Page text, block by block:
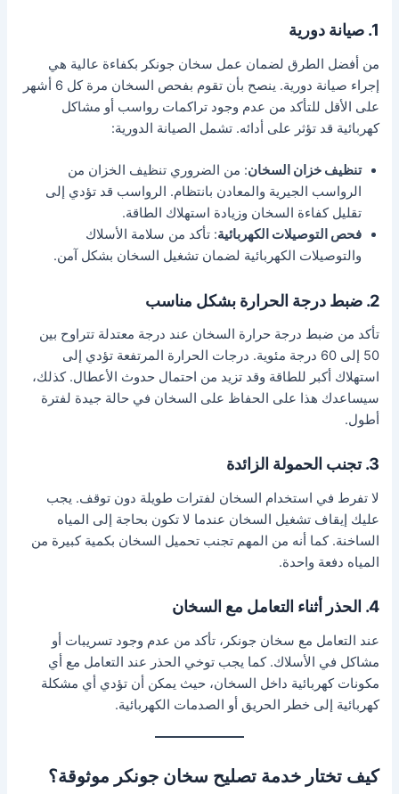
1. صيانة دورية
من أفضل الطرق لضمان عمل سخان جونكر بكفاءة عالية هي
إجراء صيانة دورية. ينصح بأن تقوم بفحص السخان مرة كل 6 أشهر
على الأقل للتأكد من عدم وجود تراكمات رواسب أو مشاكل
كهربائية قد تؤثر على أدائه. تشمل الصيانة الدورية:
تنظيف خزان السخان: من الضروري تنظيف الخزان من
الرواسب الجيرية والمعادن بانتظام. الرواسب قد تؤدي إلى
تقليل كفاءة السخان وزيادة استهلاك الطاقة.
فحص التوصيلات الكهربائية: تأكد من سلامة الأسلاك
والتوصيلات الكهربائية لضمان تشغيل السخان بشكل آمن.
2. ضبط درجة الحرارة بشكل مناسب
تأكد من ضبط درجة حرارة السخان عند درجة معتدلة تتراوح بين
50 إلى 60 درجة مئوية. درجات الحرارة المرتفعة تؤدي إلى
استهلاك أكبر للطاقة وقد تزيد من احتمال حدوث الأعطال. كذلك،
سيساعدك هذا على الحفاظ على السخان في حالة جيدة لفترة
أطول.
3. تجنب الحمولة الزائدة
لا تفرط في استخدام السخان لفترات طويلة دون توقف. يجب
عليك إيقاف تشغيل السخان عندما لا تكون بحاجة إلى المياه
الساخنة. كما أنه من المهم تجنب تحميل السخان بكمية كبيرة من
المياه دفعة واحدة.
4. الحذر أثناء التعامل مع السخان
عند التعامل مع سخان جونكر، تأكد من عدم وجود تسريبات أو
مشاكل في الأسلاك. كما يجب توخي الحذر عند التعامل مع أي
مكونات كهربائية داخل السخان، حيث يمكن أن تؤدي أي مشكلة
كهربائية إلى خطر الحريق أو الصدمات الكهربائية.
كيف تختار خدمة تصليح سخان جونكر موثوقة؟